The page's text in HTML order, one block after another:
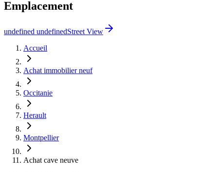
Emplacement
undefined undefinedStreet View
Accueil
Achat immobilier neuf
Occitanie
Herault
Montpellier
Achat cave neuve